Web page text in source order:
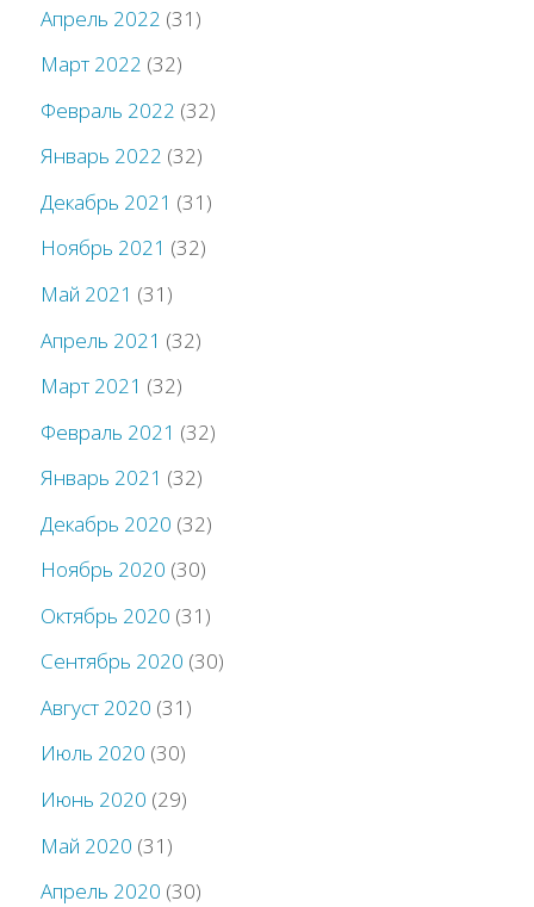
Апрель 2022 (31)
Март 2022 (32)
Февраль 2022 (32)
Январь 2022 (32)
Декабрь 2021 (31)
Ноябрь 2021 (32)
Май 2021 (31)
Апрель 2021 (32)
Март 2021 (32)
Февраль 2021 (32)
Январь 2021 (32)
Декабрь 2020 (32)
Ноябрь 2020 (30)
Октябрь 2020 (31)
Сентябрь 2020 (30)
Август 2020 (31)
Июль 2020 (30)
Июнь 2020 (29)
Май 2020 (31)
Апрель 2020 (30)